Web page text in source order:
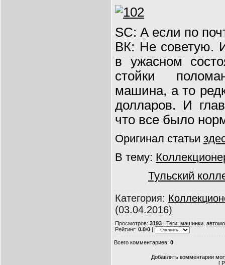
SC: А если по
ВК: Не советую.
в ужасном
стойки
машина, а то
долларов. И
что все было
Оригинал статьи
В тему:
Тульский
Категория:
(03.04.2016)
Просмотров: 3193 | Теги: машинки
Рейтинг: 0.0/0 |
Всего комментариев: 0
Добавлять комментарии
[